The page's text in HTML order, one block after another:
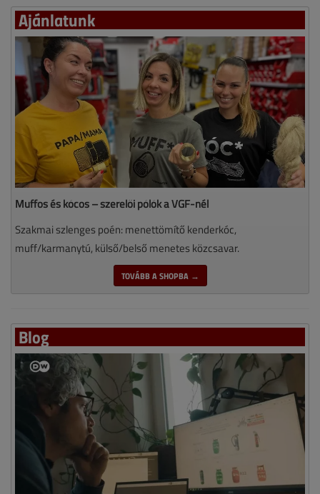
Ajánlatunk
Muffos és kócos – szerelői pólók a VGF-nél
Szakmai szlenges poén: menettömítő kenderkóc,
muff/karmanytú, külső/belső menetes közcsavar.
TOVÁBB A SHOPBA →
Blog